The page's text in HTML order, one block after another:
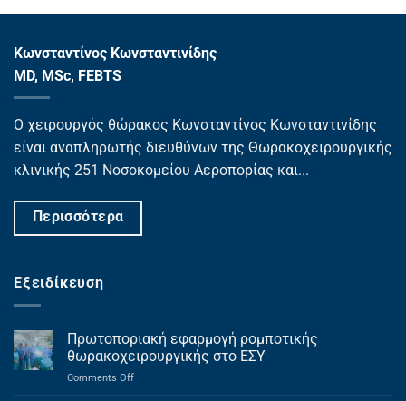
Κωνσταντίνος Κωνσταντινίδης
MD, MSc, FEBTS
Ο χειρουργός θώρακος Κωνσταντίνος Κωνσταντινίδης
είναι αναπληρωτής διευθύνων της Θωρακοχειρουργικής
κλινικής 251 Νοσοκομείου Αεροπορίας και...
Περισσότερα
Εξειδίκευση
Πρωτοποριακή εφαρμογή ρομποτικής
θωρακοχειρουργικής στο ΕΣΥ
Comments Offon